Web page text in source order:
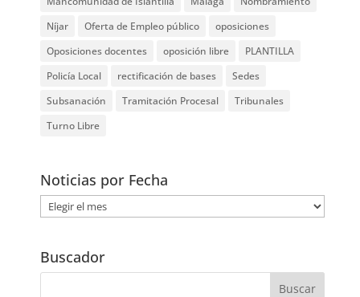
Níjar
Oferta de Empleo público
oposiciones
Oposiciones docentes
oposición libre
PLANTILLA
Policía Local
rectificación de bases
Sedes
Subsanación
Tramitación Procesal
Tribunales
Turno Libre
Noticias por Fecha
Noticias
por
Buscador